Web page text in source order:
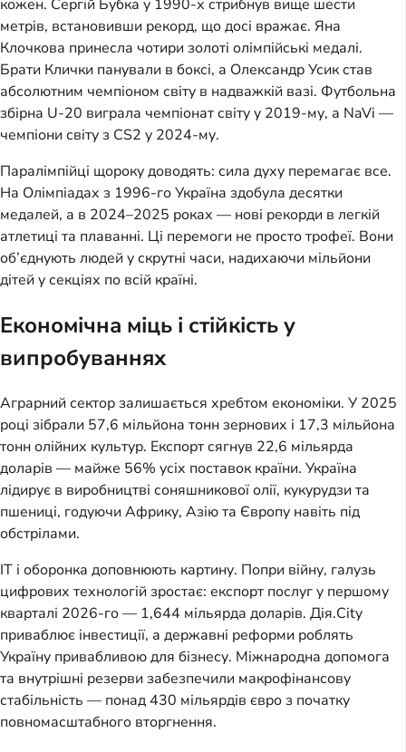
кожен. Сергій Бубка у 1990-х стрибнув вище шести
метрів, встановивши рекорд, що досі вражає. Яна
Клочкова принесла чотири золоті олімпійські медалі.
Брати Клички панували в боксі, а Олександр Усик став
абсолютним чемпіоном світу в надважкій вазі. Футбольна
збірна U-20 виграла чемпіонат світу у 2019-му, а NaVi —
чемпіони світу з CS2 у 2024-му.
Паралімпійці щороку доводять: сила духу перемагає все.
На Олімпіадах з 1996-го Україна здобула десятки
медалей, а в 2024–2025 роках — нові рекорди в легкій
атлетиці та плаванні. Ці перемоги не просто трофеї. Вони
об’єднують людей у скрутні часи, надихаючи мільйони
дітей у секціях по всій країні.
Економічна міць і стійкість у
випробуваннях
Аграрний сектор залишається хребтом економіки. У 2025
році зібрали 57,6 мільйона тонн зернових і 17,3 мільйона
тонн олійних культур. Експорт сягнув 22,6 мільярда
доларів — майже 56% усіх поставок країни. Україна
лідирує в виробництві соняшникової олії, кукурудзи та
пшениці, годуючи Африку, Азію та Європу навіть під
обстрілами.
IT і оборонка доповнюють картину. Попри війну, галузь
цифрових технологій зростає: експорт послуг у першому
кварталі 2026-го — 1,644 мільярда доларів. Дія.City
приваблює інвестиції, а державні реформи роблять
Україну привабливою для бізнесу. Міжнародна допомога
та внутрішні резерви забезпечили макрофінансову
стабільність — понад 430 мільярдів євро з початку
повномасштабного вторгнення.